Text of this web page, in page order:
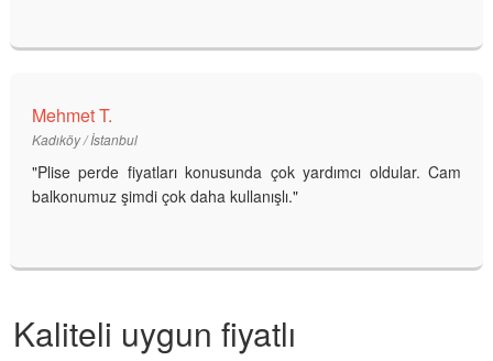
Mehmet T.
Kadıköy / İstanbul
"Plise perde fiyatları konusunda çok yardımcı oldular. Cam
balkonumuz şimdi çok daha kullanışlı."
Kaliteli uygun fiyatlı